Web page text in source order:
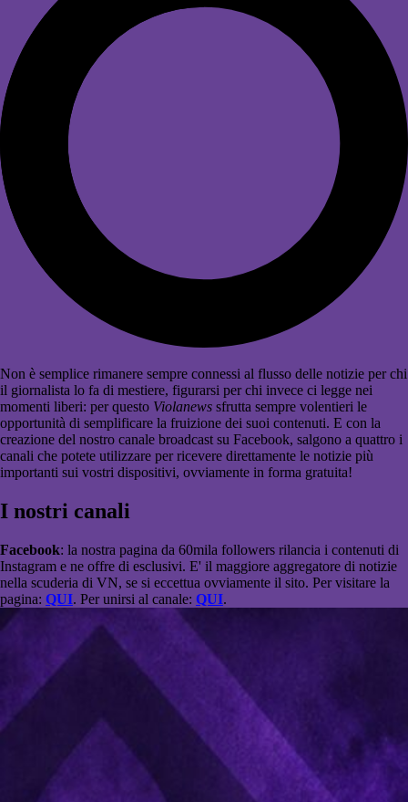
Non è semplice rimanere sempre connessi al flusso delle notizie per chi
il giornalista lo fa di mestiere, figurarsi per chi invece ci legge nei
momenti liberi: per questo Violanews sfrutta sempre volentieri le
opportunità di semplificare la fruizione dei suoi contenuti. E con la
creazione del nostro canale broadcast su Facebook, salgono a quattro i
canali che potete utilizzare per ricevere direttamente le notizie più
importanti sui vostri dispositivi, ovviamente in forma gratuita!
I nostri canali
Facebook: la nostra pagina da 60mila followers rilancia i contenuti di
Instagram e ne offre di esclusivi. E' il maggiore aggregatore di notizie
nella scuderia di VN, se si eccettua ovviamente il sito. Per visitare la
pagina: QUI. Per unirsi al canale: QUI.